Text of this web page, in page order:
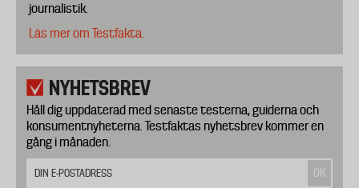
journalistik.
Läs mer om Testfakta.
NYHETSBREV
Håll dig uppdaterad med senaste testerna, guiderna och
konsumentnyheterna. Testfaktas nyhetsbrev kommer en
gång i månaden.